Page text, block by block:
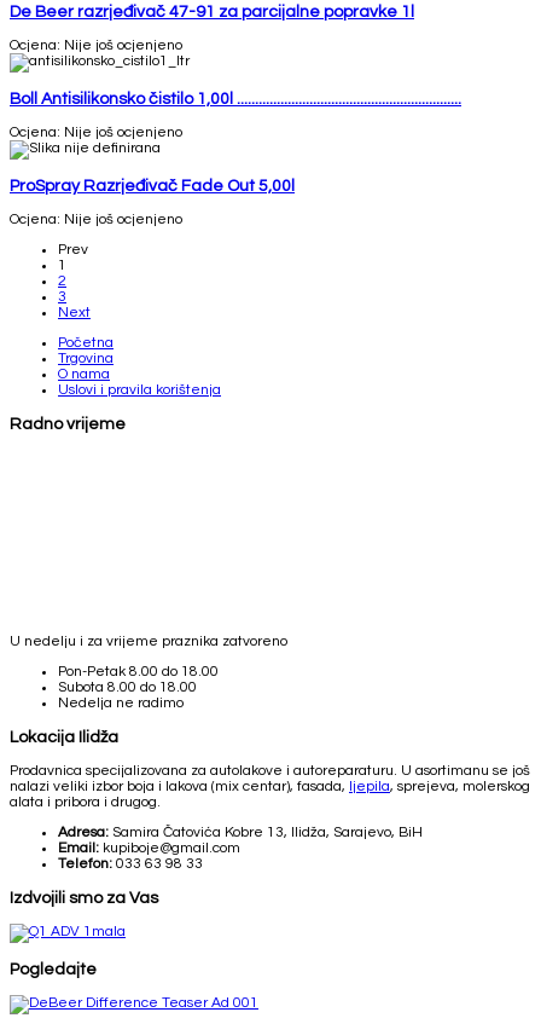
De Beer razrjeđivač 47-91 za parcijalne popravke 1l
Ocjena: Nije još ocjenjeno
Boll Antisilikonsko čistilo 1,00l ..............................................................
Ocjena: Nije još ocjenjeno
ProSpray Razrjeđivač Fade Out 5,00l
Ocjena: Nije još ocjenjeno
Prev
1
2
3
Next
Početna
Trgovina
O nama
Uslovi i pravila korištenja
Radno vrijeme
U nedelju i za vrijeme praznika zatvoreno
Pon-Petak 8.00 do 18.00
Subota 8.00 do 18.00
Nedelja ne radimo
Lokacija Ilidža
Prodavnica specijalizovana za autolakove i autoreparaturu. U asortimanu se još
nalazi veliki izbor boja i lakova (mix centar), fasada, ljepila, sprejeva, molerskog
alata i pribora i drugog.
Adresa: Samira Čatovića Kobre 13, Ilidža, Sarajevo, BiH
Email: kupiboje@gmail.com
Telefon: 033 63 98 33
Izdvojili smo za Vas
Pogledajte